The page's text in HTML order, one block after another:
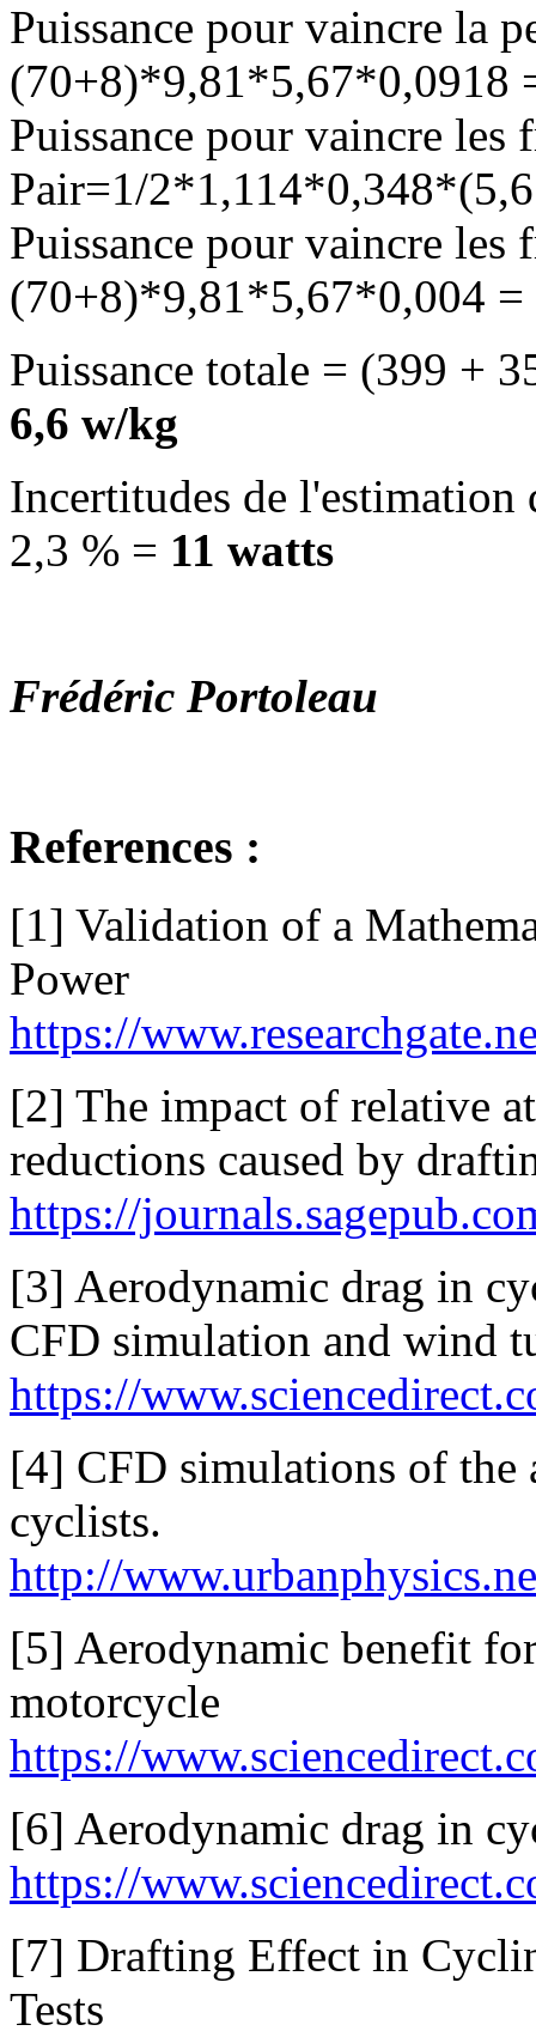
Puissance pour vaincre la
(70+8)*9,81*5,67*0,0918
Puissance pour vaincre les
Pair=1/
Puissance pour vaincre les
(70+8)*9,81*5,67*0,004 =
Puissance totale = (399 +
6,6 w/kg
Incertitudes de l'estimation
2,3 % = 11 watts
Frédéric Portoleau
References :
[1] Validation of a
Power
https://
[2] The impact of relative
reductions caused by
https://
[3] Aerodynamic drag in
CFD simulation and wind
https://
[4] CFD simulations of the
cyclists.
http://
[5] Aerodynamic benefit
motorcycle
https://
[6] Aerodynamic drag in
https://
[7] Drafting Effect in
Tests